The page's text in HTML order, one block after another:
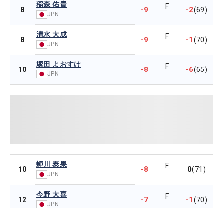
8
稲森 佑貴
JPN -9 F -2(69)
8
清水 大成
JPN -9 F -1(70)
10
塚田 よおすけ
JPN -8 F -6(65)
10
蟬川 泰果
JPN
-8 F 0(71)
12
今野 大喜
JPN -7 F -1(70)